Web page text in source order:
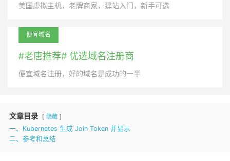
美国虚拟主机，老牌商家，建站入门，新手可选
便宜域名
#老唐推荐# 优选域名注册商
便宜域名注册，好的域名是成功的一半
文章目录 隐藏
一、Kubernetes 生成 Join Token 并显示
二、参考和总结